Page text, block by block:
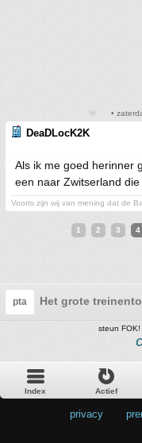
•
DeaDLocK2K
Als ik me goed herinner
een naar Zwitserland
Voorts zijn wij van mening dat de
1 2 3 4
pta Het grote
steun
Index Actief
privacy